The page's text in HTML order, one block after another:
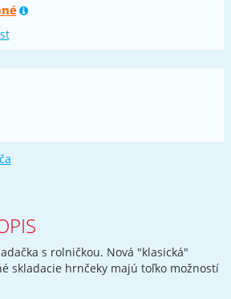
s rolničkou. Nová "klasická"
skladacie hrnčeky majú toľko možností